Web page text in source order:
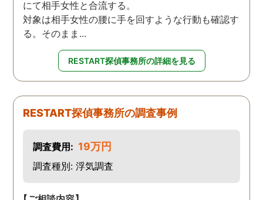
にて相手女性と合流する。
対象は相手女性の腰に手を回すような行動も確認す
る。そのまま...
RESTART探偵事務所の詳細を見る
RESTART探偵事務所の調査事例
調査費用: 19万円
調査種別: 浮気調査